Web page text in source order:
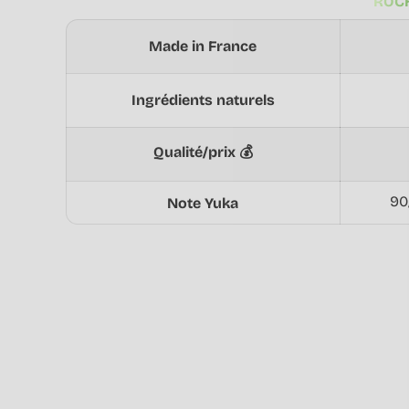
Made in France
Ingrédients naturels
Qualité/prix 💰
Note Yuka